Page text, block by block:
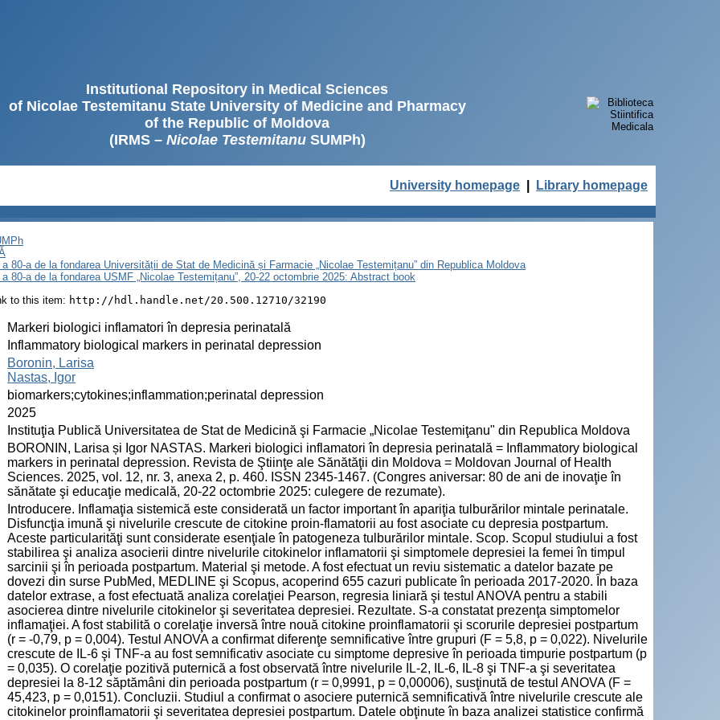
Institutional Repository in Medical Sciences
of Nicolae Testemitanu State University of Medicine and Pharmacy
of the Republic of Moldova
(IRMS – Nicolae TestemitanuSUMPh)
University homepage Library homepage
80-a de la fondarea Universității de Stat de Medicină și Farmacie „Nicolae Testemițanu” din Republica Moldova
80-a de la fondarea USMF „Nicolae Testemițanu”, 20-22 octombrie 2025: Abstract book
to this item: http://hdl.handle.net/20.500.12710/32190
Markeri biologici inflamatori în depresia perinatală
Inflammatory biological markers in perinatal depression
Boronin, Larisa
Nastas, Igor
biomarkers;cytokines;inflammation;perinatal depression
2025
Instituţia Publică Universitatea de Stat de Medicină şi Farmacie „Nicolae Testemiţanu" din Republica Moldova
BORONIN, Larisa și Igor NASTAS. Markeri biologici inflamatori în depresia perinatală = Inflammatory biological
markers in perinatal depression. Revista de Ştiinţe ale Sănătăţii din Moldova = Moldovan Journal of Health
Sciences. 2025, vol. 12, nr. 3, anexa 2, p. 460. ISSN 2345-1467. (Congres aniversar: 80 de ani de inovaţie în
sănătate şi educaţie medicală, 20-22 octombrie 2025: culegere de rezumate).
Introducere. Inflamaţia sistemică este considerată un factor important în apariţia tulburărilor mintale perinatale.
Disfuncţia imună şi nivelurile crescute de citokine proin-flamatorii au fost asociate cu depresia postpartum.
Aceste particularităţi sunt considerate esenţiale în patogeneza tulburărilor mintale. Scop. Scopul studiului a fost
stabilirea şi analiza asocierii dintre nivelurile citokinelor inflamatorii şi simptomele depresiei la femei în timpul
sarcinii şi în perioada postpartum. Material şi metode. A fost efectuat un reviu sistematic a datelor bazate pe
dovezi din surse PubMed, MEDLINE şi Scopus, acoperind 655 cazuri publicate în perioada 2017-2020. În baza
datelor extrase, a fost efectuată analiza corelaţiei Pearson, regresia liniară şi testul ANOVA pentru a stabili
asocierea dintre nivelurile citokinelor şi severitatea depresiei. Rezultate. S-a constatat prezenţa simptomelor
inflamaţiei. A fost stabilită o corelaţie inversă între nouă citokine proinflamatorii şi scorurile depresiei postpartum
(r = -0,79, p = 0,004). Testul ANOVA a confirmat diferenţe semnificative între grupuri (F = 5,8, p = 0,022). Nivelurile
crescute de IL-6 şi TNF-a au fost semnificativ asociate cu simptome depresive în perioada timpurie postpartum (p
= 0,035). O corelaţie pozitivă puternică a fost observată între nivelurile IL-2, IL-6, IL-8 şi TNF-a şi severitatea
depresiei la 8-12 săptămâni din perioada postpartum (r = 0,9991, p = 0,00006), susţinută de testul ANOVA (F =
45,423, p = 0,0151). Concluzii. Studiul a confirmat o asociere puternică semnificativă între nivelurile crescute ale
citokinelor proinflamatorii şi severitatea depresiei postpartum. Datele obţinute în baza analizei statistice confirmă